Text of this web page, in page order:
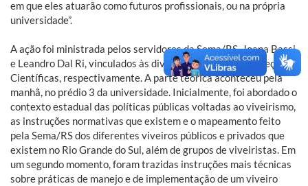
em que eles atuarão como futuros profissionais, ou na própria
universidade”.
A ação foi ministrada pelos servidores da Sema/RS, Joana Bassi
e Leandro Dal Ri, vinculados às divisões de Flora e de Coleções
Científicas, respectivamente. A parte teórica aconteceu pela
manhã, no prédio 3 da universidade. Inicialmente, foi abordado o
contexto estadual das políticas públicas voltadas ao viveirismo,
as instruções normativas que existem e o mapeamento feito
pela Sema/RS dos diferentes viveiros públicos e privados que
existem no Rio Grande do Sul, além de grupos de viveiristas. Em
um segundo momento, foram trazidas instruções mais técnicas
sobre práticas de manejo e de implementação de um viveiro